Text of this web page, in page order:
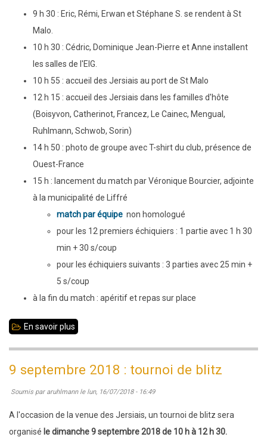
9 h 30 : Eric, Rémi, Erwan et Stéphane S. se rendent à St
Malo.
10 h 30 : Cédric, Dominique Jean-Pierre et Anne installent
les salles de l'EIG.
10 h 55 : accueil des Jersiais au port de St Malo
12 h 15 : accueil des Jersiais dans les familles d'hôte
(Boisyvon, Catherinot, Francez, Le Cainec, Mengual,
Ruhlmann, Schwob, Sorin)
14 h 50 : photo de groupe avec T-shirt du club, présence de
Ouest-France
15 h : lancement du match par Véronique Bourcier, adjointe
à la municipalité de Liffré
match par équipe non homologué
pour les 12 premiers échiquiers : 1 partie avec 1 h 30
min + 30 s/coup
pour les échiquiers suivants : 3 parties avec 25 min +
5 s/coup
à la fin du match : apéritif et repas sur place
En savoir plus
9
septembre
9 septembre 2018 : tournoi de blitz
Soumis par aruhlmannle lun, 16/07/2018 - 16:49
A l'occasion de la venue des Jersiais, un tournoi de blitz sera
organisé le dimanche 9 septembre 2018 de 10 h à 12 h 30.